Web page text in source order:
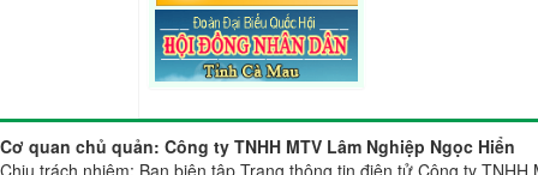
Cơ quan chủ quản: Công ty TNHH MTV Lâm Nghiệp Ngọc Hiển
Chịu trách nhiệm: Ban biên tập Trang thông tin điện tử Công ty TNHH